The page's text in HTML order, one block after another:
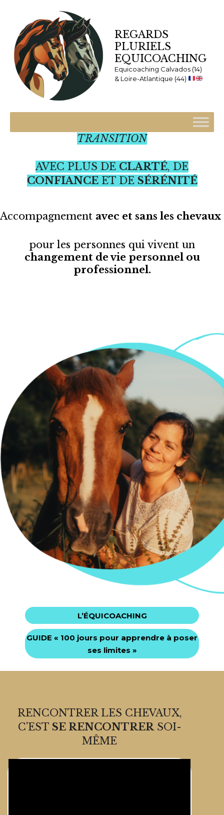
REGARDS
PLURIELS
EQUICOACHING
Equicoaching Calvados (14)
& Loire-Atlantique (44)
TRAVERSER UNE PÉRIODE DE
TRANSITION
AVEC PLUS DE CLARTÉ, DE
CONFIANCEET DE SÉRÉNITÉ
Accompagnement avec et sans les chevaux
pour les personnes qui vivent un
changement de vie personnel ou
professionnel.
L’ÉQUICOACHING
GUIDE « 100 jours pour apprendre à poser
ses limites »
RENCONTRER LES CHEVAUX,
C'EST SE RENCONTRERSOI-
MÊME